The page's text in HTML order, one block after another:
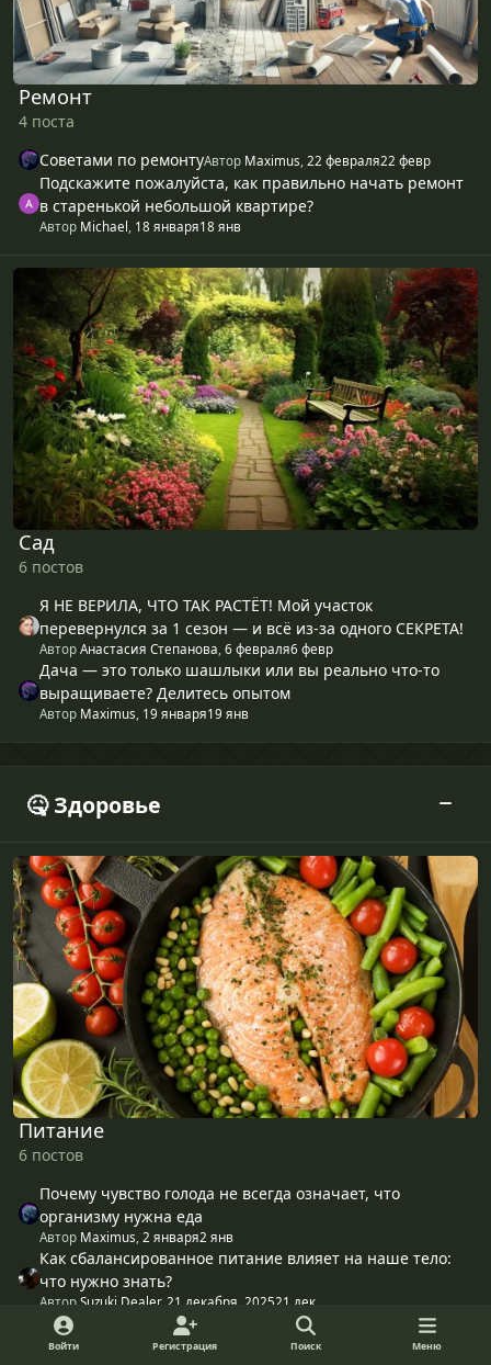
Ремонт
4 поста
Советами по ремонтуАвтор Maximus 22 февраля22 февр
Подскажите пожалуйста, как правильно начать ремонт
в старенькой небольшой квартире?
Автор Michael 18 января18 янв
Сад
Сад
6 постов
Я НЕ ВЕРИЛА, ЧТО ТАК РАСТЁТ! Мой участок
перевернулся за 1 сезон — и всё из‑за одного СЕКРЕТА!
АвторАнастасия Степанова,6 февраля6 февр
Дача — это только шашлыки или вы реально что-то
выращиваете? Делитесь опытом
Автор Maximus, 19 января19 янв
🤒 Здоровье
Питание
Питание
6 постов
Почему чувство голода не всегда означает, что
организму нужна еда
Автор Maximus 2 января2 янв
Как сбалансированное питание влияет на наше тело:
что нужно знать?
АвторSuzuki Dealer, 21 декабря, 202521 дек
Женское здоровье
Войти Регистрация Поиск Меню